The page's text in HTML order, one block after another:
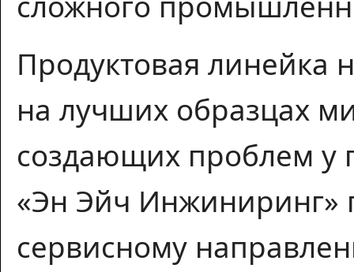
Продуктовая линейка
на лучших образцах
создающих проблем у
«Эн Эйч Инжиниринг»
сервисному